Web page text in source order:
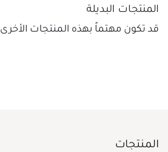
المنتجات البديلة
قد تكون مهتماً بهذه المنتجات الأخرى
المنتجات